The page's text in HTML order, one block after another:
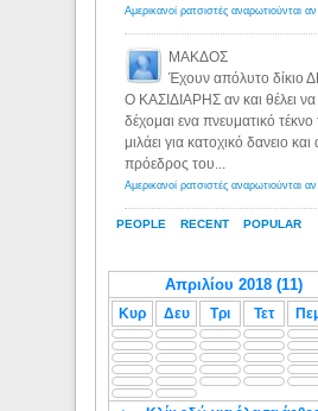
PEOPLE RECENT POPULAR
ΜΑΚΔΟΣ
Έχουν απόλυτο
Ο ΚΑΣΙΔΙΑΡΗΣ αν και θέλει να
δέχομαι ενα πνευματικό τέκνο
μιλάει για κατοχικό δανειο
πρόεδρος του...
Κυρ Δευ Τρι Τετ